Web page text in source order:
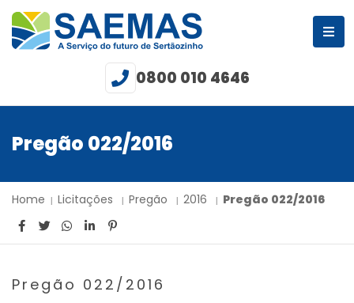
0800 010 4646
Pregão 022/2016
Home Licitações Pregão 2016 Pregão 022/2016
Pregão 022/2016